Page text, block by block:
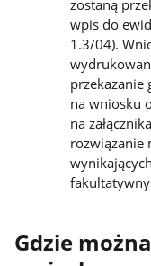
zostaną
wpis do
1.3/04).
przekazanie
na wniosku
na
rozwiązanie
fakultatywny
Gdzie